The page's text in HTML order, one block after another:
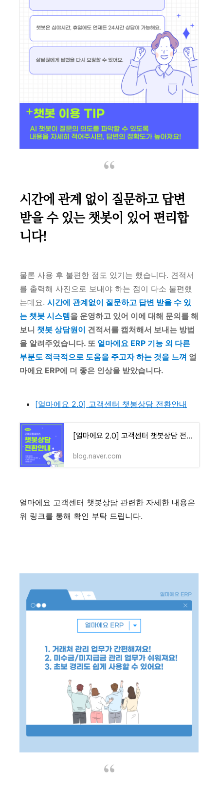
시간에 관계 없이 질문하고 답변
받을 수 있는 챗봇이 있어 편리합
니다!
물론 사용 후 불편한 점도 있기는 했습니다. 견적서
를 출력해 사진으로 보내야 하는 점이 다소 불편했
는데요. 시간에 관계없이 질문하고 답변 받을 수 있
는 챗봇 시스템을 운영하고 있어 이에 대해 문의를 해
보니 챗봇 상담원이 견적서를 캡처해서 보내는 방법
을 알려주었습니다. 또 얼마에요 ERP 기능 외 다른
부분도 적극적으로 도움을 주고자 하는 것을 느껴 얼
마에요 ERP에 더 좋은 인상을 받았습니다.
[얼마에요 2.0] 고객센터 챗봉상담 전환안내
[얼마에요 2.0] 고객센터 챗봇상담 전환안내
blog.naver.com
얼마에요 고객센터 챗봇상담 관련한 자세한 내용은
위 링크를 통해 확인 부탁 드립니다.